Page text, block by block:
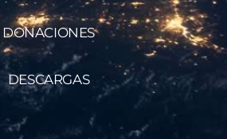
DONACIONES
DESCARGAS